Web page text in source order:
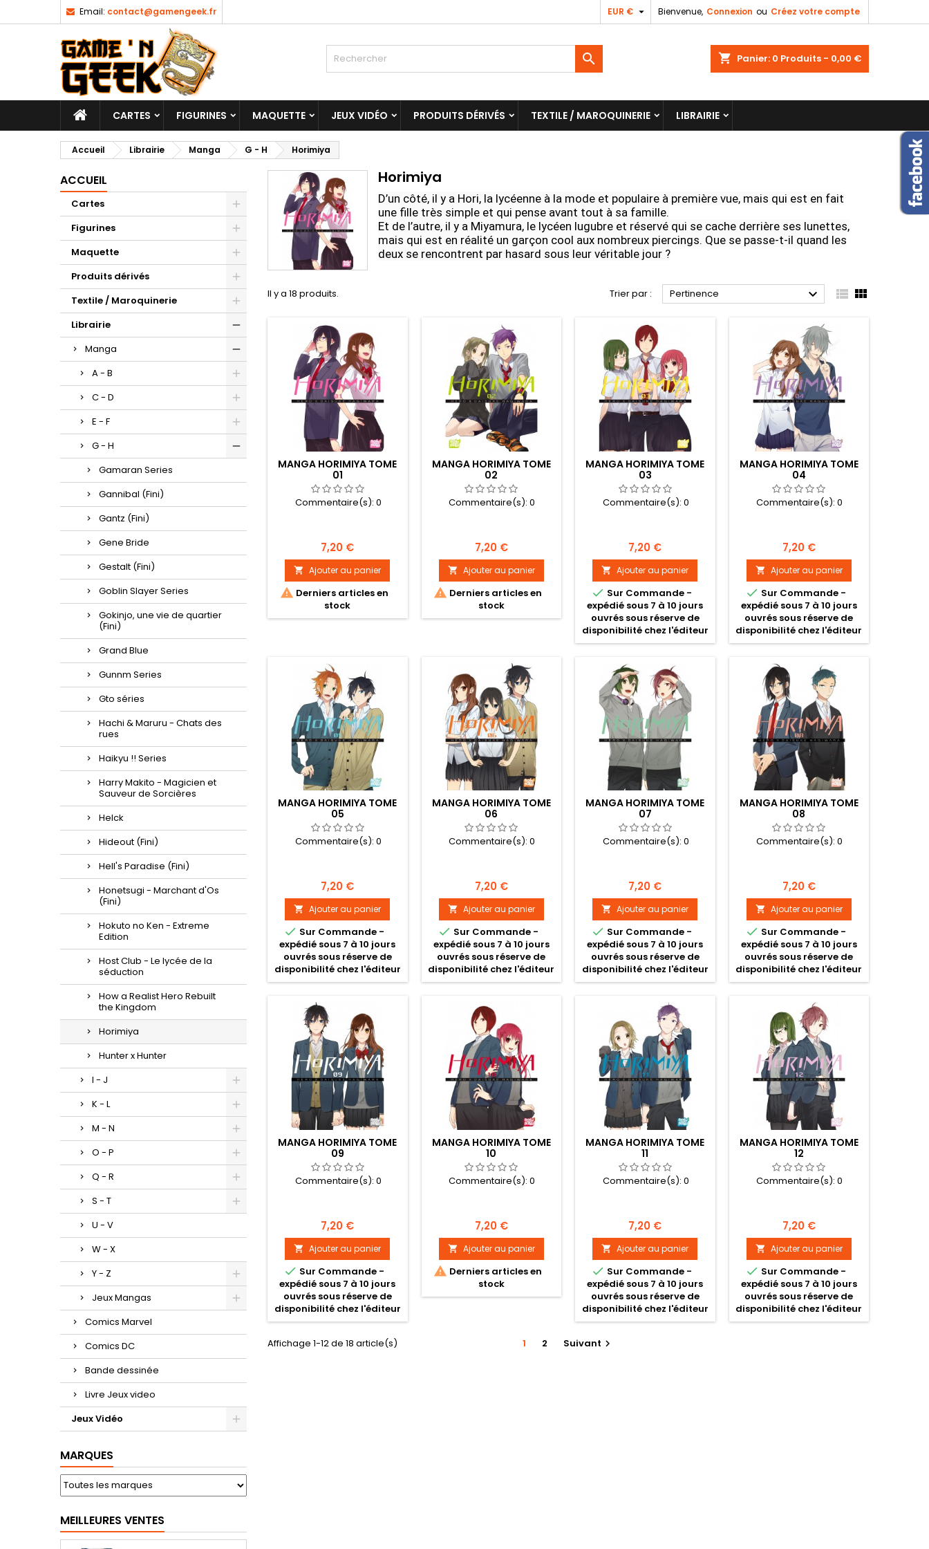
Email: contact@gamengeek.fr Bienvenue, Connexion ou Créez votre compte
EUR € 
shopping_cart Panier: 0 Produits - 0,00 €

CARTES FIGURINES MAQUETTE JEUX VIDÉO PRODUITS DÉRIVÉS TEXTILE / MAROQUINERIE LIBRAIRIE
Accueil Librairie Manga G - H Horimiya
ACCUEIL
Cartes
Figurines
Maquette
Produits dérivés
Textile / Maroquinerie
Librairie
Manga
A - B
C - D
E - F
G - H
Gamaran Series
Gannibal (Fini)
Gantz (Fini)
Gene Bride
Gestalt (Fini)
Goblin Slayer Series
Gokinjo, une vie de quartier
(Fini)
Grand Blue
Gunnm Series
Gto séries
Hachi & Maruru - Chats des
rues
Haikyu !! Series
Harry Makito - Magicien et
Sauveur de Sorcières
Helck
Hideout (Fini)
Hell's Paradise (Fini)
Honetsugi - Marchant d'Os
(Fini)
Hokuto no Ken - Extreme
Edition
Host Club - Le lycée de la
séduction
How a Realist Hero Rebuilt
the Kingdom
Horimiya
Hunter x Hunter
I - J
K - L
M - N
O - P
Q - R
S - T
U - V
W - X
Y - Z
Jeux Mangas
Comics Marvel
Comics DC
Bande dessinée
Livre Jeux video
Jeux Vidéo
MARQUES
MEILLEURES VENTES
Horimiya
D’un côté, il y a Hori, la lycéenne à la mode et populaire à première vue, mais qui est en fait
une fille très simple et qui pense avant tout à sa famille.
Et de l’autre, il y a Miyamura, le lycéen lugubre et réservé qui se cache derrière ses lunettes,
mais qui est en réalité un garçon cool aux nombreux piercings. Que se passe-t-il quand les
deux se rencontrent par hasard sous leur véritable jour ?
Il y a 18 produits. Trier par : Pertinence   
MANGA HORIMIYA TOME
01
Commentaire(s): 0
Prix
7,20 €
 Ajouter au panier
 Derniers articles en
stock
MANGA HORIMIYA TOME
02
Commentaire(s):0
Prix
7,20 €
 Ajouter au panier
 Derniers articles en
stock
MANGA HORIMIYA TOME
03
Commentaire(s): 0
Prix
7,20 €
 Ajouter au panier
 Sur Commande -
expédié sous 7 à 10 jours
ouvrés sous réserve de
disponibilité chez l'éditeur
MANGA HORIMIYA TOME
04
Commentaire(s):0
Prix
7,20 €
 Ajouter au panier
 Sur Commande -
expédié sous 7 à 10 jours
ouvrés sous réserve de
disponibilité chez l'éditeur
MANGA HORIMIYA TOME
05
Commentaire(s): 0
Prix
7,20 €
 Ajouter au panier
 Sur Commande -
expédié sous 7 à 10 jours
ouvrés sous réserve de
disponibilité chez l'éditeur
MANGA HORIMIYA TOME
06
Commentaire(s):0
Prix
7,20 €
 Ajouter au panier
 Sur Commande -
expédié sous 7 à 10 jours
ouvrés sous réserve de
disponibilité chez l'éditeur
MANGA HORIMIYA TOME
07
Commentaire(s): 0
Prix
7,20 €
 Ajouter au panier
 Sur Commande -
expédié sous 7 à 10 jours
ouvrés sous réserve de
disponibilité chez l'éditeur
MANGA HORIMIYA TOME
08
Commentaire(s):0
Prix
7,20 €
 Ajouter au panier
 Sur Commande -
expédié sous 7 à 10 jours
ouvrés sous réserve de
disponibilité chez l'éditeur
MANGA HORIMIYA TOME
09
Commentaire(s): 0
Prix
7,20 €
 Ajouter au panier
 Sur Commande -
expédié sous 7 à 10 jours
ouvrés sous réserve de
disponibilité chez l'éditeur
MANGA HORIMIYA TOME
10
Commentaire(s):0
Prix
7,20 €
 Ajouter au panier
 Derniers articles en
stock
MANGA HORIMIYA TOME
11
Commentaire(s): 0
Prix
7,20 €
 Ajouter au panier
 Sur Commande -
expédié sous 7 à 10 jours
ouvrés sous réserve de
disponibilité chez l'éditeur
MANGA HORIMIYA TOME
12
Commentaire(s):0
Prix
7,20 €
 Ajouter au panier
 Sur Commande -
expédié sous 7 à 10 jours
ouvrés sous réserve de
disponibilité chez l'éditeur
Affichage 1-12 de 18 article(s) 1 2 Suivant 